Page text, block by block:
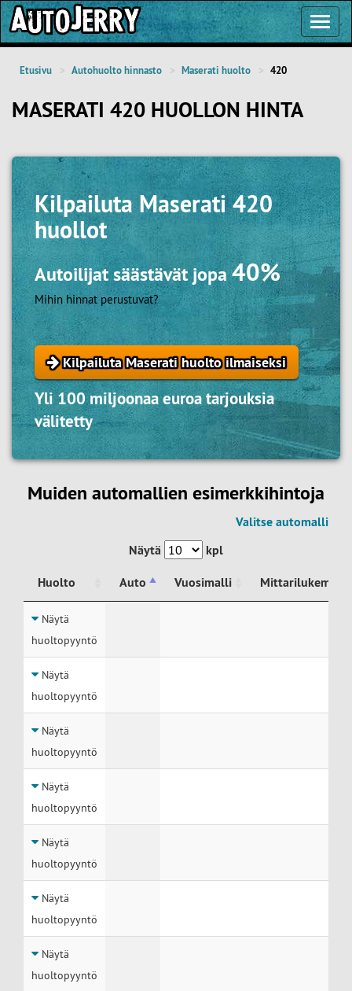
Etusivu Autohuolto hinnasto Maserati huolto 420
MASERATI 420 HUOLLON HINTA
KilpailutaMaserati 420
huollot
Autoilijat säästävät jopa40%
Mihin hinnat perustuvat?
Kilpailuta Maserati huolto ilmaiseksi
Yli 100 miljoonaa euroa tarjouksia
välitetty
Muiden automallien esimerkkihintoja
Valitse automalli
Näytä
kpl
Huolto
Auto Vuosimalli
Mittarilukema
Huolto
Näytä
huoltopyyntö
Näytä
huoltopyyntö
Näytä
huoltopyyntö
Näytä
huoltopyyntö
Näytä
huoltopyyntö
Näytä
huoltopyyntö
Näytä
huoltopyyntö